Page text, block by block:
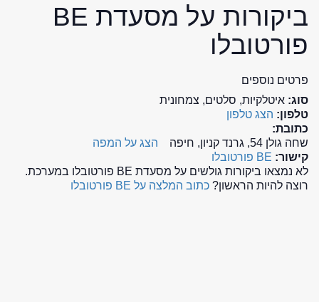
ביקורות על מסעדת BE
פורטובלו
פרטים נוספים
סוג: איטלקיות, סלטים, צמחונית
טלפון: הצג טלפון
כתובת:
שחה גולן 54, גרנד קניון, חיפה
הצג על המפה
קישור: BE פורטובלו
לא נמצאו ביקורות גולשים על מסעדת BE פורטובלו במערכת.
רוצה להיות הראשון? כתוב המלצה על BE פורטובלו